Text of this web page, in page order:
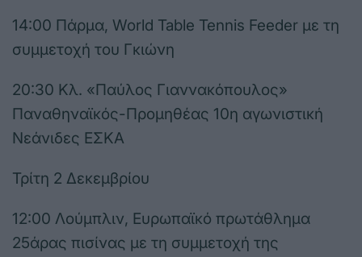
14:00 Πάρμα, World Table Tennis Feeder με τη
συμμετοχή του Γκιώνη
20:30 Κλ. «Παύλος Γιαννακόπουλος»
Παναθηναϊκός-Προμηθέας 10η αγωνιστική
Νεάνιδες ΕΣΚΑ
Τρίτη 2 Δεκεμβρίου
12:00 Λούμπλιν, Ευρωπαϊκό πρωτάθλημα
25άρας πισίνας με τη συμμετοχή της